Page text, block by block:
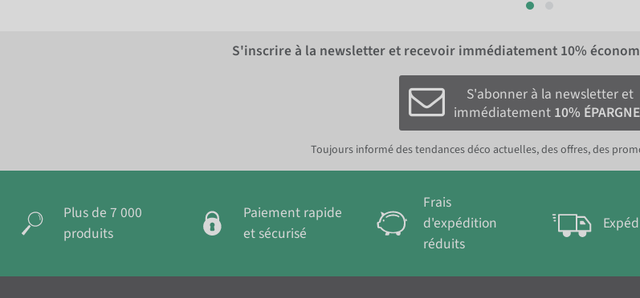
S'inscrire à la newsletter et recevoir immédiatement 10%
S'abonner à la newsletter et
immédiatement 10%
Toujours informé des tendances déco actuelles, des offres, des
Plus de 7 000
produits
Paiement rapide
et sécurisé
Frais
d'expédition
réduits